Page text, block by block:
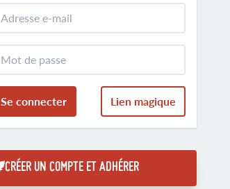
Se connecter Lien magique
CRÉER UN COMPTE ET ADHÉRER